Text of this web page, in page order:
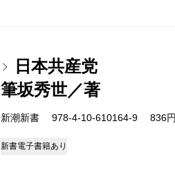
日本共産党
筆坂秀世／著
新潮新書 978-4-10-610164-9 836
新書電子書籍あり